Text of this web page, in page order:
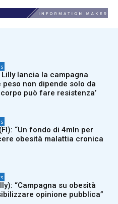
Lilly lancia la campagna
peso non dipende solo da
può fare resistenza’
“Un fondo di 4mln per
obesità malattia cronica
“Campagna su obesità
opinione pubblica”